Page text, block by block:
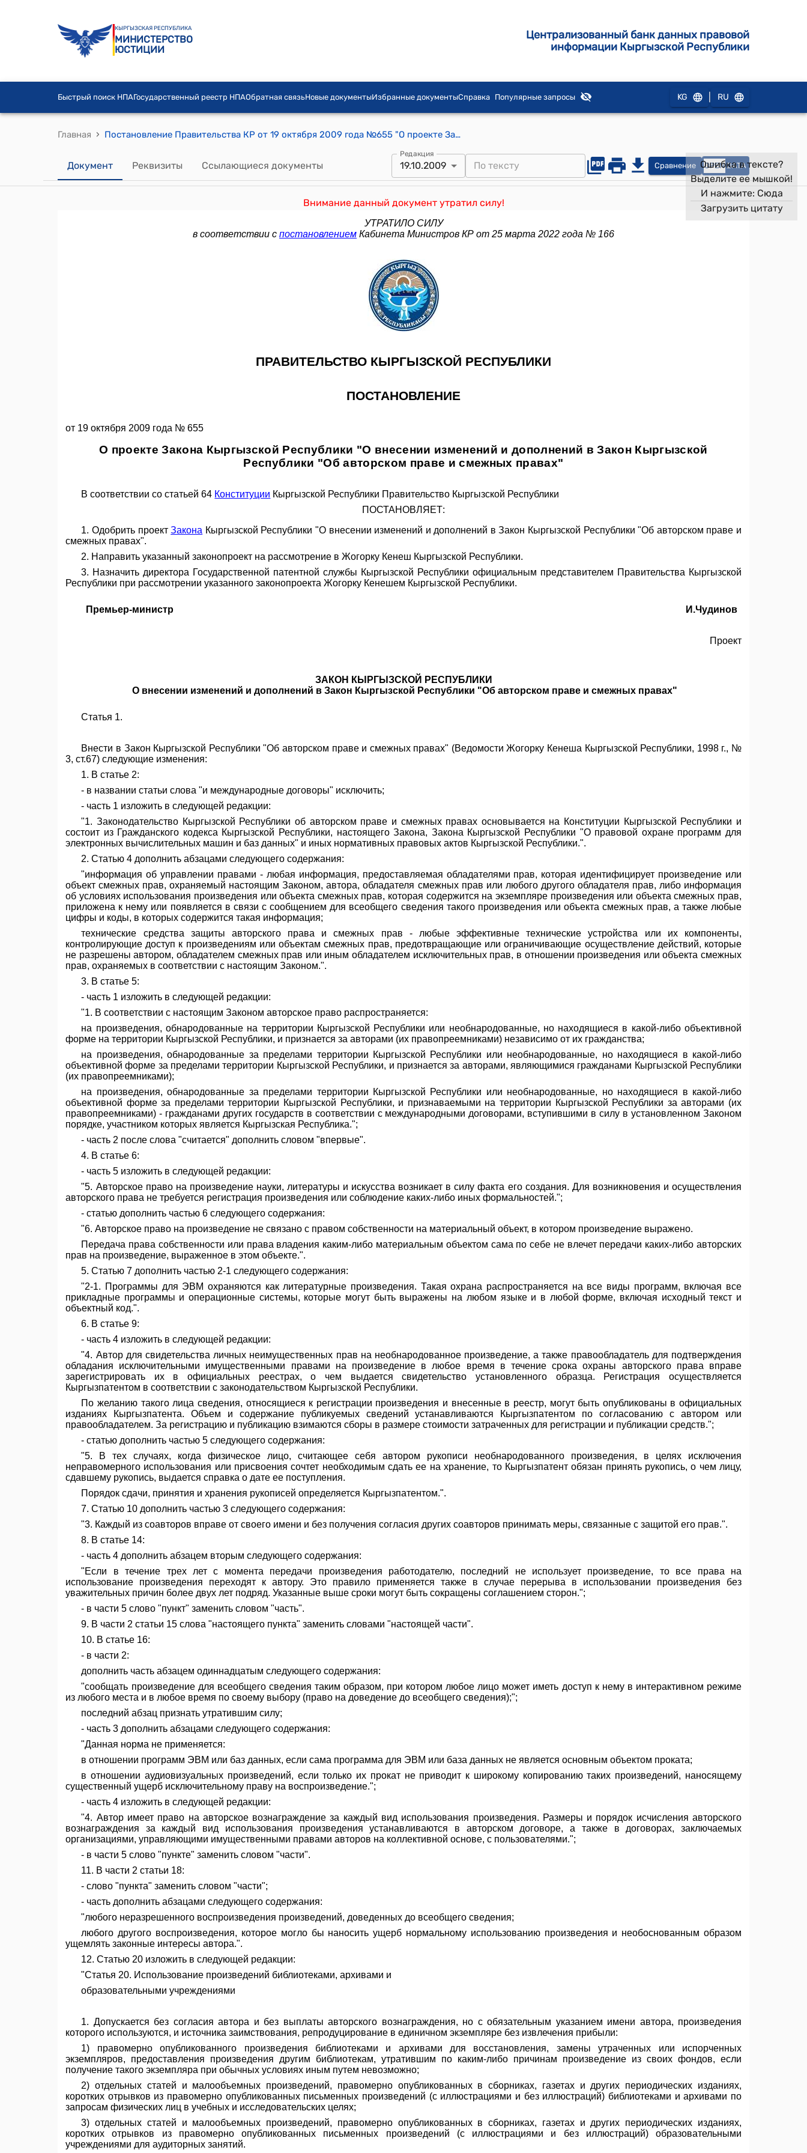
КЫРГЫЗСКАЯ РЕСПУБЛИКА
МИНИСТЕРСТВО
ЮСТИЦИИ
Централизованный банк данных правовой
информации Кыргызской Республики
Быстрый поиск НПАГосударственный реестр НПАОбратная связьНовые документыИзбранные документыСправка Популярные запросы KG RU
Главная › Постановление Правительства КР от 19 октября 2009 года №655 "О проекте Закона Кыргызской Республики "О внесении изменений и дополнений в Закон Кыргызской Республики "Об авторском праве и смежных правах"
Документ Реквизиты Ссылающиеся документы
Редакция
19.10.2009 Сравнение OPEN DATA
Внимание данный документ утратил силу!
Ошибка в тексте?
Выделите ее мышкой!
И нажмите: Сюда
Загрузить цитату